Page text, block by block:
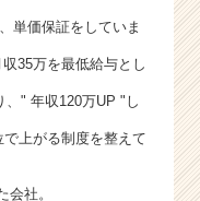
単価保証をしていま
35万を最低給与とし
、" 年収120万UP "し
上がる制度を整えて
社。